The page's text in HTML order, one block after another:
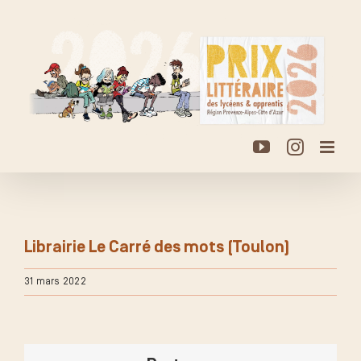
YouTube
Librairie Le Carré des mots (Toulon)
31 mars 2022